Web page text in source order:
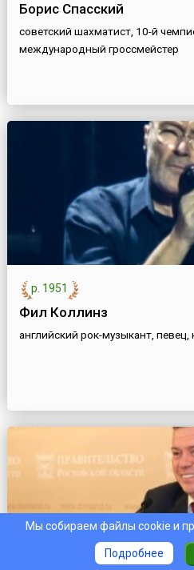
Борис Спасский
советский шахматист, 10-й
международный гроссмейстер
р. 1951
Фил Коллинз
английский рок-музыкант,
Мы собираем файлы cookie и
Подробнее